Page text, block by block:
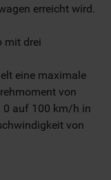
erreicht wird.
mit drei
eine maximale
von
0 auf 100 km/h in
von